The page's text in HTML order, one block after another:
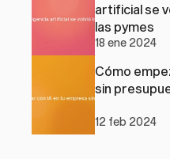
artificial se
las pymes
18 ene 2024
Cómo
sin
12 feb 2024